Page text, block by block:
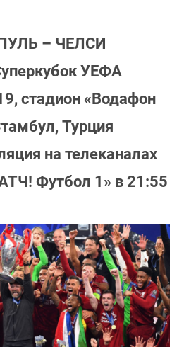
– ЧЕЛСИ
УЕФА
стадион «Водафон
Турция
на телеканалах
Футбол 1» в 21:55